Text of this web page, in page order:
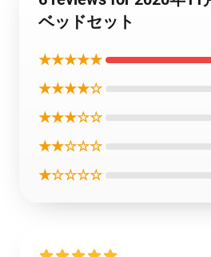
ベッドセット
★★★★★
★★★★☆
★★★☆☆
★★☆☆☆
★☆☆☆☆